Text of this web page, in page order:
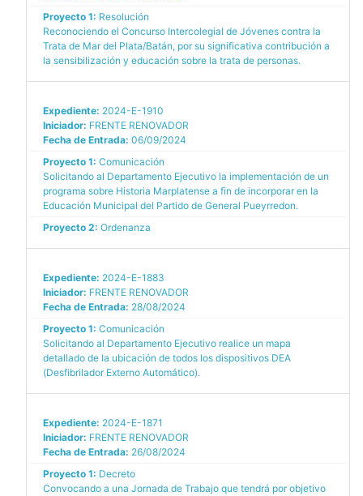
Proyecto 1: Resolución
Reconociendo el Concurso Intercolegial de Jóvenes contra la
Trata de Mar del Plata/Batán, por su significativa contribución a
la sensibilización y educación sobre la trata de personas.
Expediente: 2024-E-1910
Iniciador: FRENTE RENOVADOR
Fecha de Entrada: 06/09/2024
Proyecto 1: Comunicación
Solicitando al Departamento Ejecutivo la implementación de un
programa sobre Historia Marplatense a fin de incorporar en la
Educación Municipal del Partido de General Pueyrredon.
Proyecto 2: Ordenanza
Expediente: 2024-E-1883
Iniciador: FRENTE RENOVADOR
Fecha de Entrada: 28/08/2024
Proyecto 1: Comunicación
Solicitando al Departamento Ejecutivo realice un mapa
detallado de la ubicación de todos los dispositivos DEA
(Desfibrilador Externo Automático).
Expediente: 2024-E-1871
Iniciador: FRENTE RENOVADOR
Fecha de Entrada: 26/08/2024
Proyecto 1: Decreto
Convocando a una Jornada de Trabajo que tendrá por objetivo